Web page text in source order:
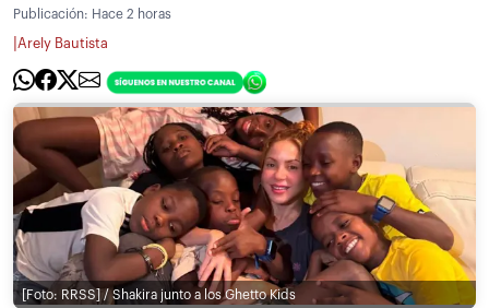
Publicación: Hace 2 horas
Arely Bautista
[Foto: RRSS] / Shakira junto a los Ghetto Kids